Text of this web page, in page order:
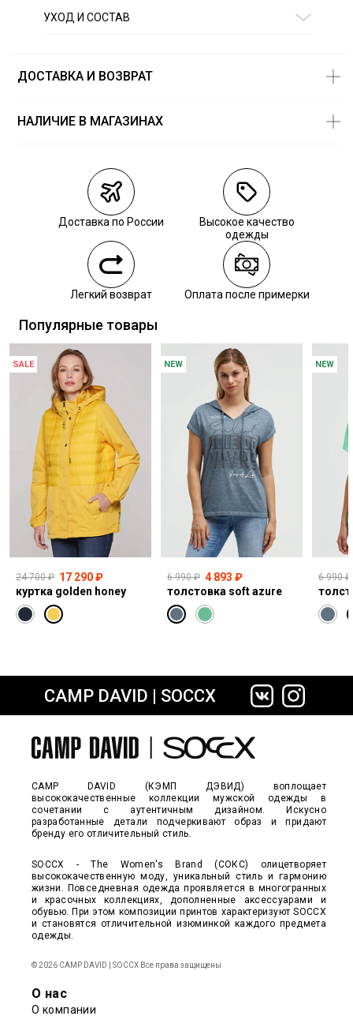
УХОД И СОСТАВ
ДОСТАВКА И ВОЗВРАТ
Курьерская доставка СДЭК
Самовывоз из пункта выдачи СДЭК
Самовывоз из наших магазинов
Курьерская доставка СДЭК
Самовывоз из пункта выдачи СДЭК
сайте СДЭК
НАЛИЧИЕ В МАГАЗИНАХ
Доставка по России
Высокое качество
одежды
Легкий возврат Оплата после примерки
Популярные товары
SALE
24 700 ₽ 17 290 ₽
куртка golden honey
NEW
6 990 ₽ 4 893 ₽
толстовка soft azure
NEW
6 990 ₽
CAMP DAVID | SOCCX
CAMP DAVID (КЭМП ДЭВИД) воплощает
высококачественные коллекции мужской одежды в
сочетании с аутентичным дизайном. Искусно
разработанные детали подчеркивают образ и придают
бренду его отличительный стиль.
SOCCX - The Women's Brand (СОКС) олицетворяет
высококачественную моду, уникальный стиль и гармонию
жизни. Повседневная одежда проявляется в многогранных
и красочных коллекциях, дополненные аксессуарами и
обувью. При этом композиции принтов характеризуют SOCCX
и становятся отличительной изюминкой каждого предмета
одежды.
© 2026 CAMP DAVID | SOCCX Все права защищены
О нас
О компании